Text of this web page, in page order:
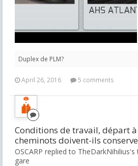
Duplex de PLM?
April 26, 2016 5 comments
Conditions de travail, départ
cheminots doivent-ils
OSCARP replied to TheDarkNihilius's
gare